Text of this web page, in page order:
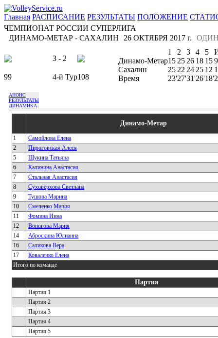
Главная РАСПИСАНИЕ РЕЗУЛЬТАТЫ ПОЛОЖЕНИЕ
ЧЕМПИОНАТ РОССИИ СУПЕРЛИГА
ДИНАМО-МЕТАР - САХАЛИН
26 ОКТЯБРЯ 2017 г.
3 - 2
99 4-й Тур108
1 2 3 4 5
Динамо-Метар15 25 26 18 15
Сахалин
25 22 24 25 12
Время
23'27'31'26'18'
АНОНС
РЕЗУЛЬТАТЫ
ДИНАМИКА
Динамо-Метар
1
Самойлова Елена
2
Пироговская Алеся
5
Щукина Татьяна
6
Калинина Анастасия
7
Стальная Анастасия
8
Суховерхова Светлана
9
Тушова Марина
10
Смеленко Мария
11
Фомина Инна
12
Воногова Мария
14
Аброскина Юлианна
16
Саликова Вера
17
Коваленко Елена
Итого по команде
Партия
Партия 1
Партия 2
Партия 3
Партия 4
Партия 5